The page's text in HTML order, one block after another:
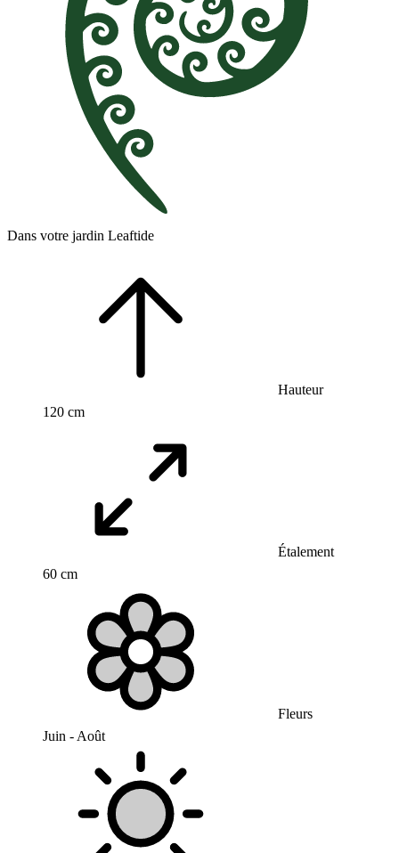
Dans votre jardin Leaftide
Hauteur
120 cm
Étalement
60 cm
Fleurs
Juin - Août